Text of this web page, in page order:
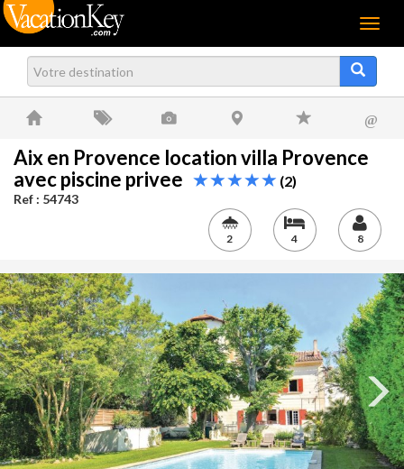
Menu
@
Aix en Provence location villa Provence
avec piscine privee
(2)
Ref : 54743
2 4 8
Next